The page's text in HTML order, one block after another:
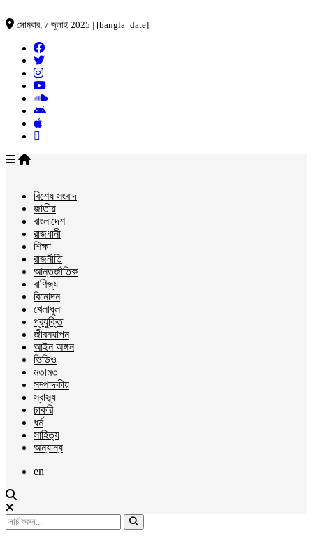
সোমবার, 7 জুলাই 2025 | [bangla_date]
বিশেষ সংবাদ
জাতীয়
বাংলাদেশ
রাজধানী
শিক্ষা
রাজনীতি
আন্তর্জাতিক
বাণিজ্য
বিনোদন
খেলাধুলা
প্রযুক্তি
জীবনযাপন
আইন অঙ্গন
ভিডিও
মতামত
সম্পাদকীয়
স্বাস্থ্য
চাকরি
ধর্ম
সাহিত্য
অন্যান্য
en